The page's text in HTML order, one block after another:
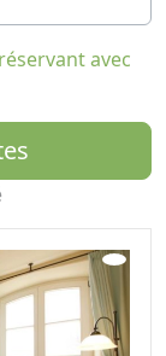
avec